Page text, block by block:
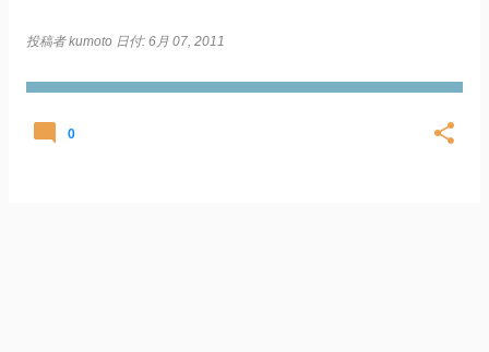
投稿者kumoto 日付: 6月 07, 2011
0